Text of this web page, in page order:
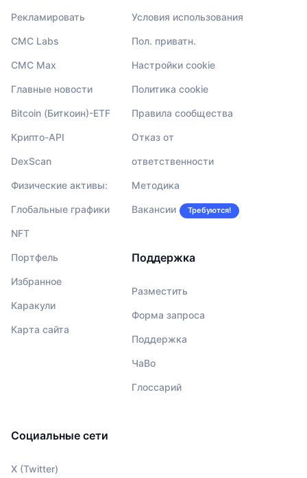
Рекламировать
CMC Labs
CMC Max
Главные новости
Bitcoin (Биткоин)-ETF
Крипто-API
DexScan
Физические активы:
Глобальные графики
NFT
Портфель
Избранное
Каракули
Карта сайта
Условия использования
Пол. приватн.
Настройки cookie
Политика cookie
Правила сообщества
Отказ от
ответственности
Методика
Вакансии Требуются!
Поддержка
Разместить
Форма запроса
Поддержка
ЧаВо
Глоссарий
Социальные сети
X (Twitter)